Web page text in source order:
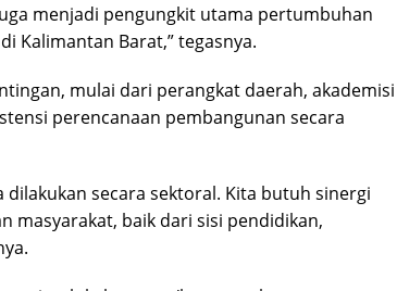
menjadi pengungkit utama pertumbuhan
Kalimantan Barat,” tegasnya.
mulai dari perangkat daerah, akademisi
perencanaan pembangunan secara
secara sektoral. Kita butuh sinergi
masyarakat, baik dari sisi pendidikan,